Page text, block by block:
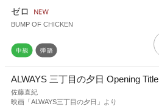
ゼロ
BUMP OF CHICKEN
ALWAYS 三丁目の夕日 Opening Title
佐藤直紀
映画「ALWAYS三丁目の夕日」より